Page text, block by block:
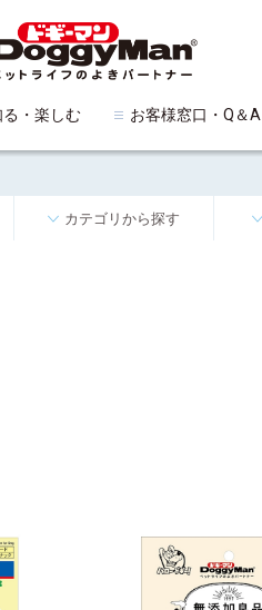
る・楽しむ お客様窓口・Q＆A
カテゴリから探す